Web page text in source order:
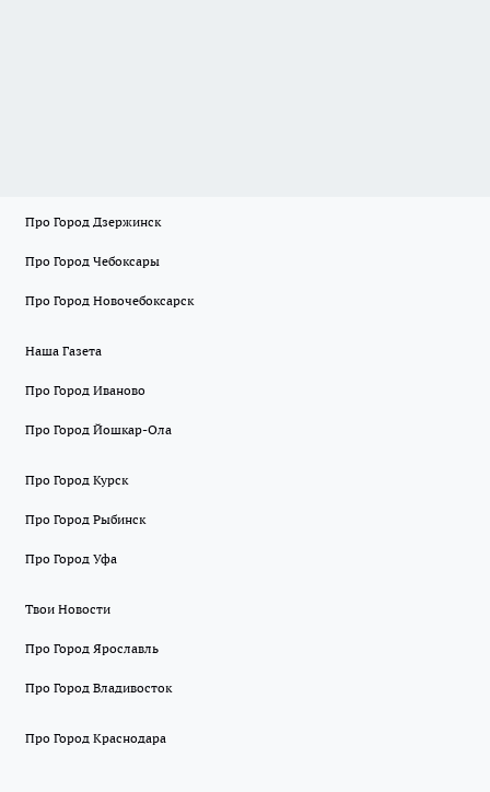
Про Город Дзержинск
Про Город Чебоксары
Про Город Новочебоксарск
Наша Газета
Про Город Иваново
Про Город Йошкар-Ола
Про Город Курск
Про Город Рыбинск
Про Город Уфа
Твои Новости
Про Город Ярославль
Про Город Владивосток
Про Город Краснодара